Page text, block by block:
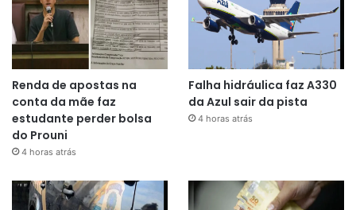
Renda de apostas na
conta da mãe faz
estudante perder bolsa
do Prouni
4 horas atrás
Falha hidráulica faz A330
da Azul sair da pista
4 horas atrás